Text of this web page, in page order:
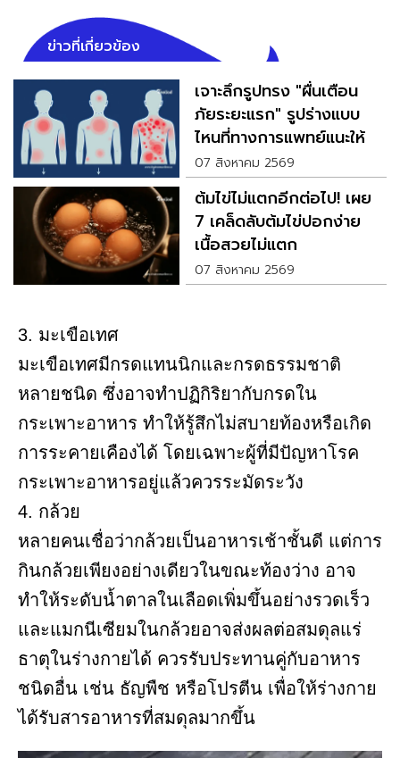
ข่าวที่เกี่ยวข้อง
เจาะลึกรูปทรง "ผื่นเตือน
ภัยระยะแรก" รูปร่างแบบ
ไหนที่ทางการแพทย์แนะให้
ตรวจด่วน
07 สิงหาคม 2569
ต้มไข่ไม่แตกอีกต่อไป! เผย
7 เคล็ดลับต้มไข่ปอกง่าย
เนื้อสวยไม่แตก
07 สิงหาคม 2569
3. มะเขือเทศ
มะเขือเทศมีกรดแทนนิกและกรดธรรมชาติ
หลายชนิด ซึ่งอาจทำปฏิกิริยากับกรดใน
กระเพาะอาหาร ทำให้รู้สึกไม่สบายท้องหรือเกิด
การระคายเคืองได้ โดยเฉพาะผู้ที่มีปัญหาโรค
กระเพาะอาหารอยู่แล้วควรระมัดระวัง
4. กล้วย
หลายคนเชื่อว่ากล้วยเป็นอาหารเช้าชั้นดี แต่การ
กินกล้วยเพียงอย่างเดียวในขณะท้องว่าง อาจ
ทำให้ระดับน้ำตาลในเลือดเพิ่มขึ้นอย่างรวดเร็ว
และแมกนีเซียมในกล้วยอาจส่งผลต่อสมดุลแร่
ธาตุในร่างกายได้ ควรรับประทานคู่กับอาหาร
ชนิดอื่น เช่น ธัญพืช หรือโปรตีน เพื่อให้ร่างกาย
ได้รับสารอาหารที่สมดุลมากขึ้น